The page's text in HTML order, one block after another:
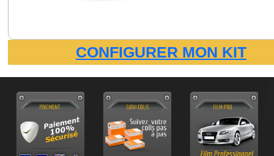
CONFIGURER MON KIT